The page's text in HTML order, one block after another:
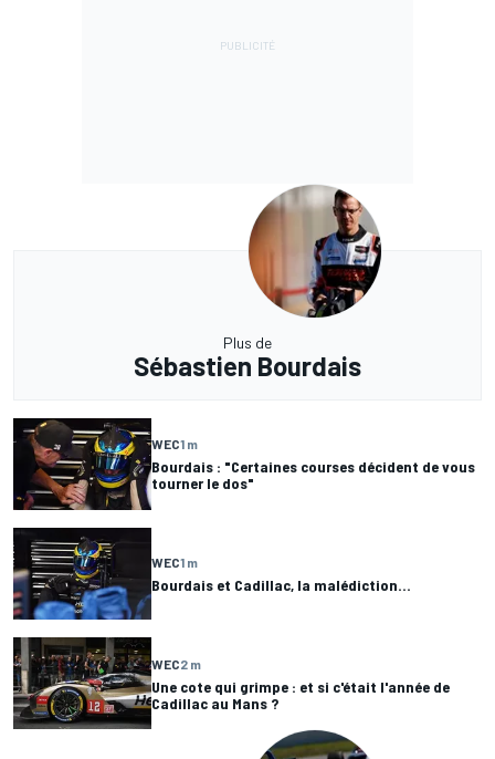
Plus de
Sébastien Bourdais
WEC1 m
Bourdais : "Certaines courses décident de vous
tourner le dos"
WEC1 m
Bourdais et Cadillac, la malédiction...
WEC2 m
Une cote qui grimpe : et si c'était l'année de
Cadillac au Mans ?